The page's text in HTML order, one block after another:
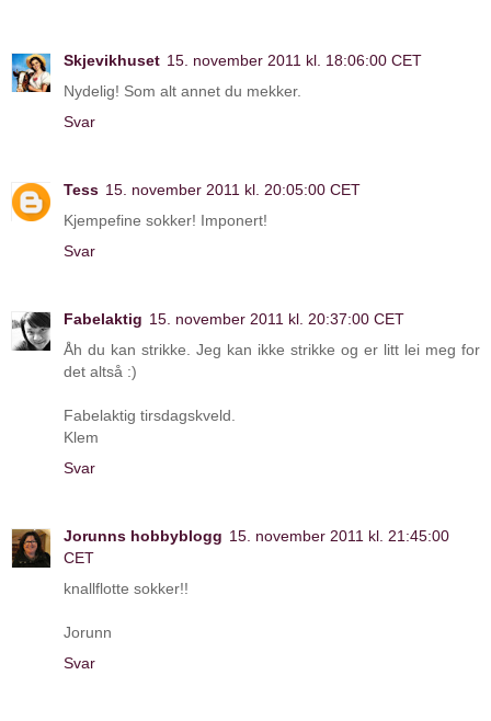
Skjevikhuset 15. november 2011 kl. 18:06:00 CET
Nydelig! Som alt annet du mekker.
Svar
Tess 15. november 2011 kl. 20:05:00 CET
Kjempefine sokker! Imponert!
Svar
Fabelaktig 15. november 2011 kl. 20:37:00 CET
Åh du kan strikke. Jeg kan ikke strikke og er litt lei meg for
det altså :)
Fabelaktig tirsdagskveld.
Klem
Svar
Jorunns hobbyblogg 15. november 2011 kl. 21:45:00
CET
knallflotte sokker!!
Jorunn
Svar